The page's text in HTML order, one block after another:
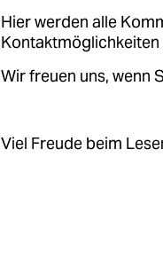
Hier werden alle
Wir freuen uns, wenn
Viel Freude beim